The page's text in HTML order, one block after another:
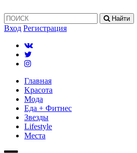
Найти
Вход Регистрация
Главная
Kрасота
Мода
Еда + Фитнес
Звезды
Lifestyle
Mеста